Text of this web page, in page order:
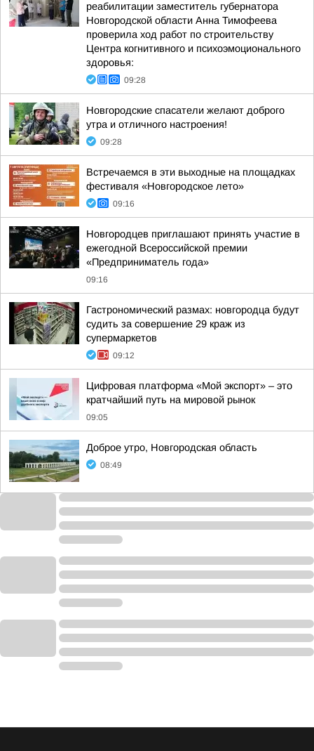
реабилитации заместитель губернатора
Новгородской области Анна Тимофеева
проверила ход работ по строительству
Центра когнитивного и психоэмоционального
здоровья:
09:28
Новгородские спасатели желают доброго
утра и отличного настроения!
09:28
Встречаемся в эти выходные на площадках
фестиваля «Новгородское лето»
09:16
Новгородцев приглашают принять участие в
ежегодной Всероссийской премии
«Предприниматель года»
09:16
Гастрономический размах: новгородца будут
судить за совершение 29 краж из
супермаркетов
09:12
Цифровая платформа «Мой экспорт» – это
кратчайший путь на мировой рынок
09:05
Доброе утро, Новгородская область
08:49